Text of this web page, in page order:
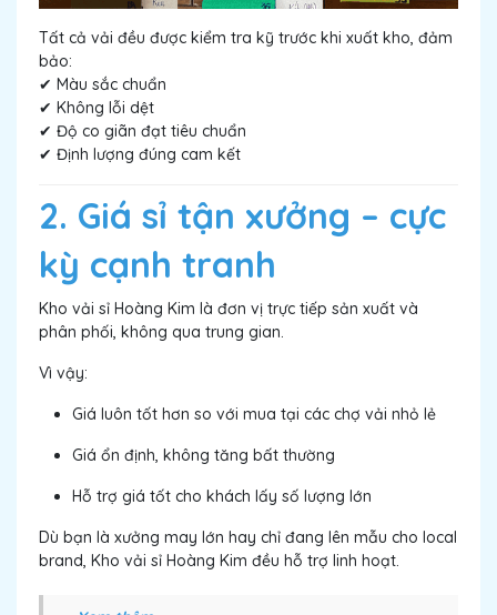
Tất cả vải đều được kiểm tra kỹ trước khi xuất kho, đảm
bảo:
✔ Màu sắc chuẩn
✔ Không lỗi dệt
✔ Độ co giãn đạt tiêu chuẩn
✔ Định lượng đúng cam kết
2. Giá sỉ tận xưởng – cực
kỳ cạnh tranh
Kho vải sỉ Hoàng Kim là đơn vị trực tiếp sản xuất và
phân phối, không qua trung gian.
Vì vậy:
Giá luôn tốt hơn so với mua tại các chợ vải nhỏ lẻ
Giá ổn định, không tăng bất thường
Hỗ trợ giá tốt cho khách lấy số lượng lớn
Dù bạn là xưởng may lớn hay chỉ đang lên mẫu cho local
brand, Kho vải sỉ Hoàng Kim đều hỗ trợ linh hoạt.